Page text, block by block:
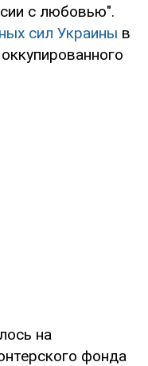
с любовью".
сил Украины в
на
фонда